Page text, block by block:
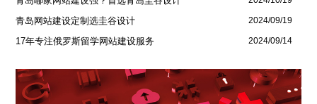
青岛网站建设定制选圭谷设计 2024/09/19
17年专注俄罗斯留学网站建设服务 2024/09/14